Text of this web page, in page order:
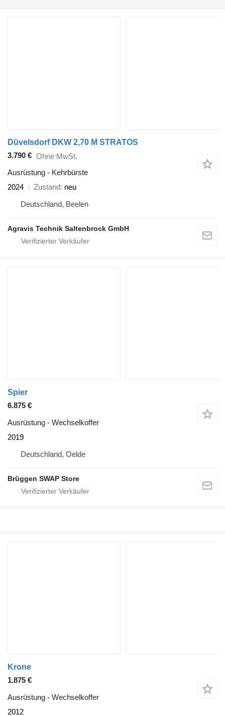
Düvelsdorf DKW 2,70 M STRATOS
3.790 € Ohne MwSt.
Ausrüstung - Kehrbürste
2024
Zustand neu
Deutschland, Beelen
Agravis Technik Saltenbrock GmbH
Spier
6.875 €
Ausrüstung - Wechselkoffer
2019
Deutschland, Oelde
Brüggen SWAP Store
Krone
1.875 €
Ausrüstung - Wechselkoffer
2012